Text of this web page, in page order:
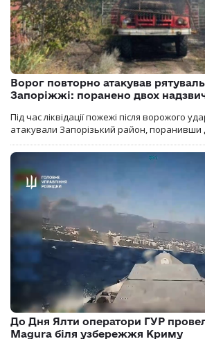
Ворог повторно атакував
Запоріжжі: поранено двох
Під час ліквідації пожежі після ворожого
атакували Запорізький район, поранивши
До Дня Ялти оператори ГУР
Magura біля узбережжя Криму